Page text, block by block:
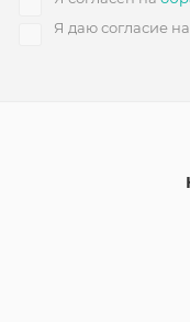
Я даю согласие